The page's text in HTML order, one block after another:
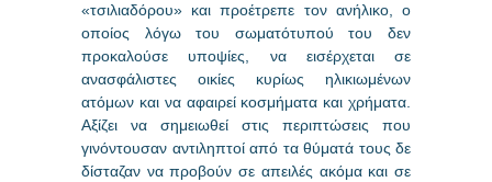
«τσιλιαδόρου» και προέτρεπε τον ανήλικο, ο
οποίος λόγω του σωματότυπού του δεν
προκαλούσε υποψίες, να εισέρχεται σε
ανασφάλιστες οικίες κυρίως ηλικιωμένων
ατόμων και να αφαιρεί κοσμήματα και χρήματα.
Αξίζει να σημειωθεί στις περιπτώσεις που
γινόντουσαν αντιληπτοί από τα θύματά τους δε
δίσταζαν να προβούν σε απειλές ακόμα και σε